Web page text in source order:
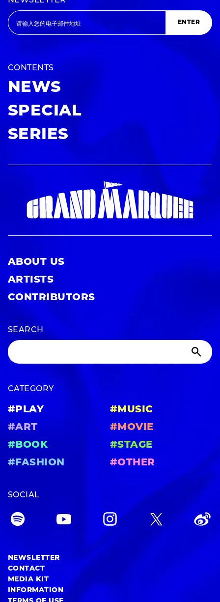
ENTER
CONTENTS
NEWS
SPECIAL
SERIES
ABOUT US
ARTISTS
CONTRIBUTORS
SEARCH
CATEGORY
#PLAY
#MUSIC
#ART
#MOVIE
#BOOK
#STAGE
#FASHION
#OTHER
SOCIAL
NEWSLETTER
CONTACT
MEDIA KIT
INFORMATION